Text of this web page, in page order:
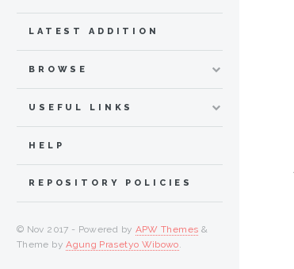
LATEST ADDITION
BROWSE
USEFUL LINKS
HELP
REPOSITORY POLICIES
© Nov 2017 - Powered by APW Themes &
Theme byAgung Prasetyo Wibowo.